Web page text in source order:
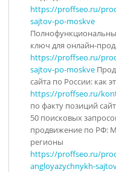
https://proffseo.ru/
sajtov-po-moskve
ключ для онлайн-
https://proffseo.ru/
sajtov-po-moskve
сайта по России: как
https://proffseo.ru/
по факту позиций
50 поисковых
продвижение по РФ:
регионы
https://proffseo.ru/
angloyazychnykh-